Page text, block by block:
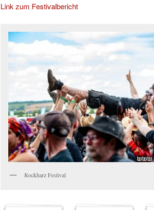
Link zum Festivalbericht
Rockharz Festival